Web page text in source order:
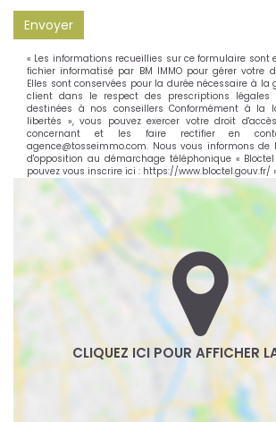
Envoyer
« Les informations recueillies sur ce formulaire sont
fichier informatisé par BM IMMO pour gérer votre
Elles sont conservées pour la durée nécessaire à la
client dans le respect des prescriptions
destinées à nos conseillers Conformément à la
libertés », vous pouvez exercer votre droit
concernant et les faire rectifier en
agence@tosseimmo.com. Nous vous informons de
d'opposition au démarchage téléphonique «
pouvez vous inscrire ici : https://www.bloctel.gouv.fr/ »